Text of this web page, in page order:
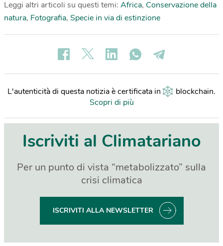
Leggi altri articoli su questi temi: Africa, Conservazione della
natura, Fotografia, Specie in via di estinzione
L'autenticità di questa notizia è certificata in blockchain.
Scopri di più
Iscriviti al Climatariano
Per un punto di vista “metabolizzato” sulla
crisi climatica
ISCRIVITI ALLA NEWSLETTER